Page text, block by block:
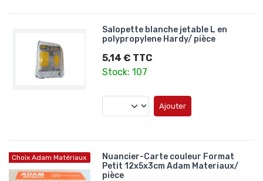
Salopette blanche jetable L en
polypropylene Hardy/ pièce
5,14 € TTC
Stock: 107
Ajouter
Choix Adam Matériaux
Nuancier-Carte couleur Format
Petit 12x5x3cm Adam Materiaux/
pièce